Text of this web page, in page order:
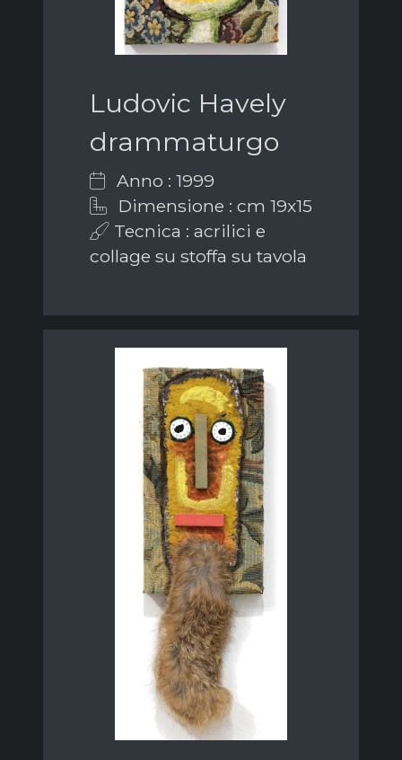
Ludovic Havely
drammaturgo
Anno : 1999
Dimensione : cm 19x15
Tecnica : acrilici e
collage su stoffa su tavola